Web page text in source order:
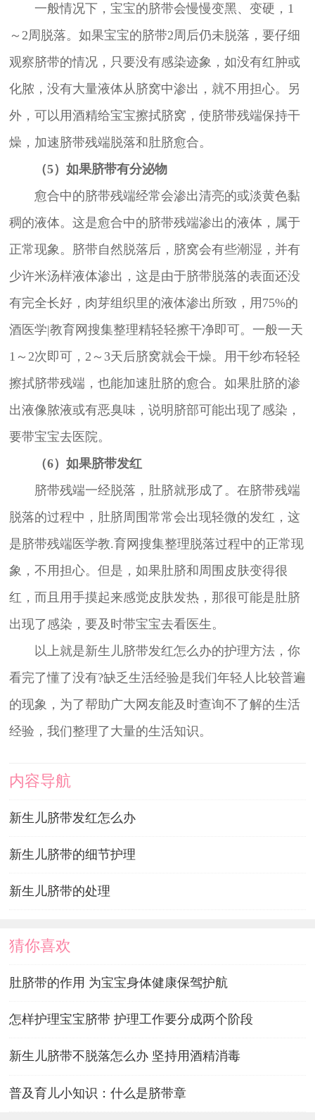
一般情况下，宝宝的脐带会慢慢变黑、变硬，1
～2周脱落。如果宝宝的脐带2周后仍未脱落，要仔细
观察脐带的情况，只要没有感染迹象，如没有红肿或
化脓，没有大量液体从脐窝中渗出，就不用担心。另
外，可以用酒精给宝宝擦拭脐窝，使脐带残端保持干
燥，加速脐带残端脱落和肚脐愈合。
（5）如果脐带有分泌物
愈合中的脐带残端经常会渗出清亮的或淡黄色黏
稠的液体。这是愈合中的脐带残端渗出的液体，属于
正常现象。脐带自然脱落后，脐窝会有些潮湿，并有
少许米汤样液体渗出，这是由于脐带脱落的表面还没
有完全长好，肉芽组织里的液体渗出所致，用75%的
酒医学|教育网搜集整理精轻轻擦干净即可。一般一天
1～2次即可，2～3天后脐窝就会干燥。用干纱布轻轻
擦拭脐带残端，也能加速肚脐的愈合。如果肚脐的渗
出液像脓液或有恶臭味，说明脐部可能出现了感染，
要带宝宝去医院。
（6）如果脐带发红
脐带残端一经脱落，肚脐就形成了。在脐带残端
脱落的过程中，肚脐周围常常会出现轻微的发红，这
是脐带残端医学教.育网搜集整理脱落过程中的正常现
象，不用担心。但是，如果肚脐和周围皮肤变得很
红，而且用手摸起来感觉皮肤发热，那很可能是肚脐
出现了感染，要及时带宝宝去看医生。
以上就是新生儿脐带发红怎么办的护理方法，你
看完了懂了没有?缺乏生活经验是我们年轻人比较普遍
的现象，为了帮助广大网友能及时查询不了解的生活
经验，我们整理了大量的生活知识。
内容导航
新生儿脐带发红怎么办
新生儿脐带的细节护理
新生儿脐带的处理
猜你喜欢
肚脐带的作用 为宝宝身体健康保驾护航
怎样护理宝宝脐带 护理工作要分成两个阶段
新生儿脐带不脱落怎么办 坚持用酒精消毒
普及育儿小知识：什么是脐带章